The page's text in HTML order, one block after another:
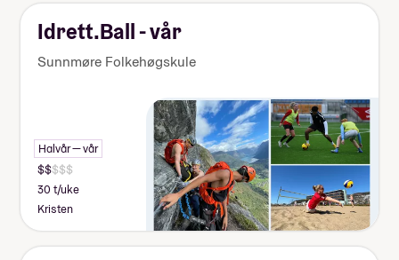
Idrett.Ball - vår
Sunnmøre Folkehøgskule
Halvår — vår
30 t/uke
Kristen